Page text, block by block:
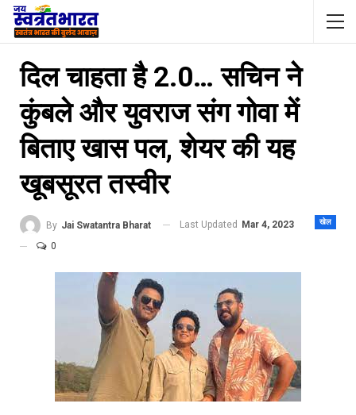
दिल चाहता है 2.0… सचिन ने
कुंबले और युवराज संग गोवा में
बिताए खास पल, शेयर की यह
खूबसूरत तस्वीर
खेल
By Jai Swatantra Bharat Last Updated
Mar 4, 2023
0